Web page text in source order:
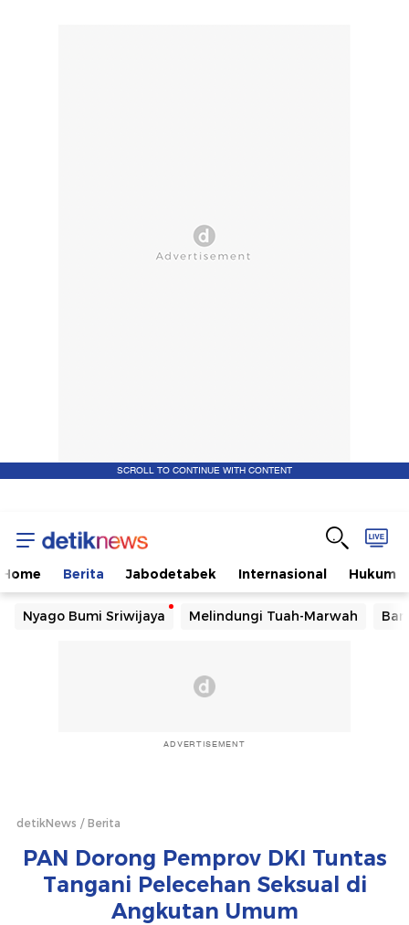
SCROLL TO CONTINUE WITH CONTENT
Home Berita Jabodetabek Internasional Hukum
Nyago Bumi Sriwijaya Melindungi Tuah-Marwah
ADVERTISEMENT
detikNews Berita
PAN Dorong Pemprov DKI Tuntas
Tangani Pelecehan Seksual di
Angkutan Umum